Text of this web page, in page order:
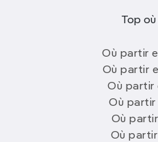
Top
Où partir
Où partir
Où partir
Où partir
Où
Où partir